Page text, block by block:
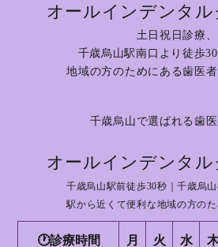
オールインデンタル
土日祝日診療、
千歳烏山駅南口より徒歩
地域の方のためにある歯医者
千歳烏山で選ばれる歯
オールインデンタル
千歳烏山駅前徒歩30秒｜千歳烏
駅から近くて便利な地域の方のた
🕐診療時間 月 火 水